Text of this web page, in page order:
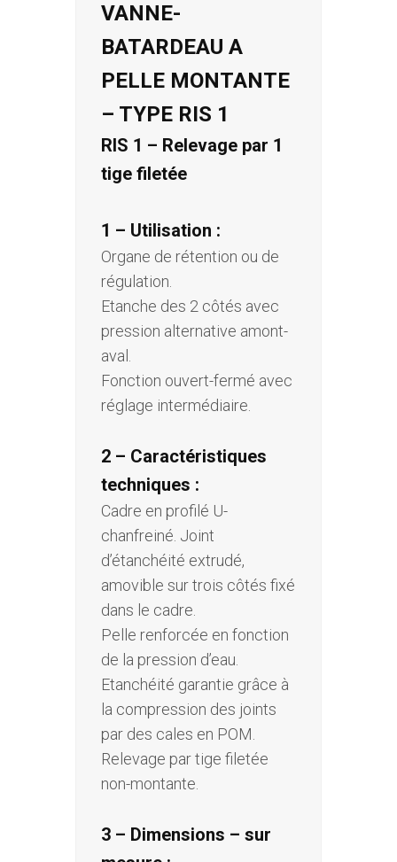
VANNE-
BATARDEAU A
PELLE MONTANTE
– TYPE RIS 1
RIS 1 – Relevage par 1
tige filetée
1 – Utilisation :
Organe de rétention ou de
régulation.
Etanche des 2 côtés avec
pression alternative amont-
aval.
Fonction ouvert-fermé avec
réglage intermédiaire.
2 – Caractéristiques
techniques :
Cadre en profilé U-
chanfreiné. Joint
d’étanchéité extrudé,
amovible sur trois côtés fixé
dans le cadre.
Pelle renforcée en fonction
de la pression d’eau.
Etanchéité garantie grâce à
la compression des joints
par des cales en POM.
Relevage par tige filetée
non-montante.
3 – Dimensions – sur